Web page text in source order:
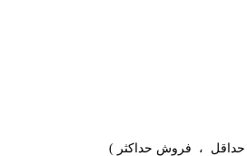
حداقل ، فروش حداکثر )